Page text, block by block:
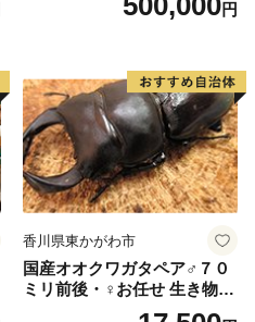
円
香川県東かがわ市
国産オオクワガタペア♂７０
ミリ前後・♀お任せ 生き物生